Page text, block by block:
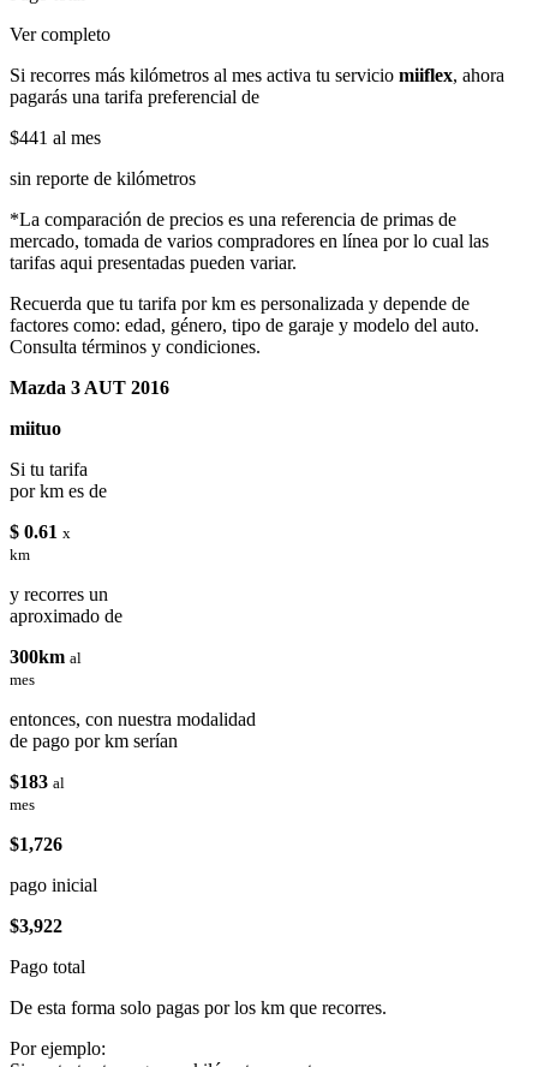
Ver completo
Si recorres más kilómetros al mes activa tu servicio miiflex, ahora
pagarás una tarifa preferencial de
$441 al mes
sin reporte de kilómetros
*La comparación de precios es una referencia de primas de
mercado, tomada de varios compradores en línea por lo cual las
tarifas aqui presentadas pueden variar.
Recuerda que tu tarifa por km es personalizada y depende de
factores como: edad, género, tipo de garaje y modelo del auto.
Consulta términos y condiciones.
Mazda 3 AUT 2016
miituo
Si tu tarifa
por km es de
$ 0.61 x
km
y recorres un
aproximado de
300km al
mes
entonces, con nuestra modalidad
de pago por km serían
$183 al
mes
$1,726
pago inicial
$3,922
Pago total
De esta forma solo pagas por los km que recorres.
Por ejemplo: